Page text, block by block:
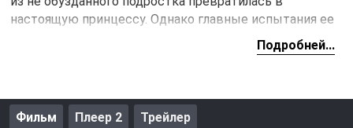
настоящую принцессу. Однако главные испытания ее
ждут впереди, ведь чтобы стать наследной
королевой своей страны нужно выйти замуж. Это
задача непростая.
Подробней...
Фильм Плеер 2 Трейлер